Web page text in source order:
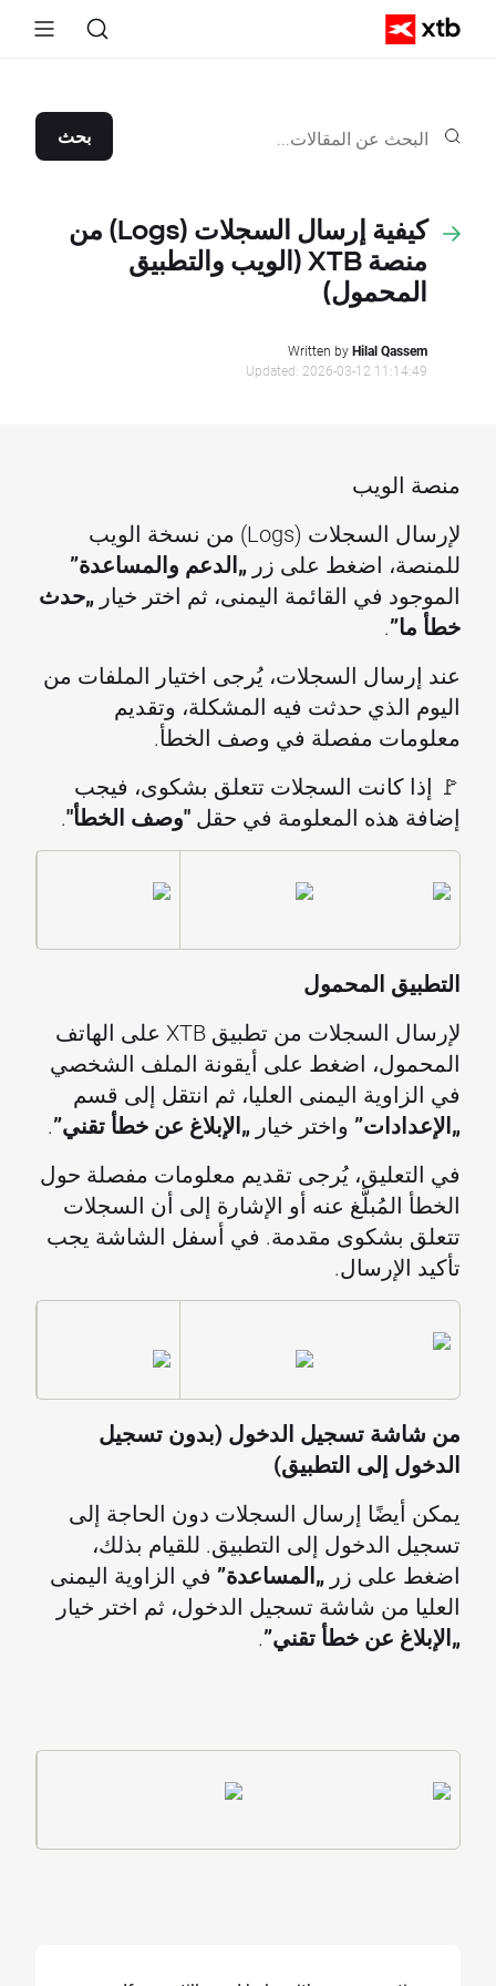
بحث
كيفية إرسال السجلات (Logs) من
منصة XTB (الويب والتطبيق
المحمول)
Written byHilal Qassem
Updated: 2026-03-12 11:14:49
منصة الويب
لإرسال السجلات (Logs) من نسخة الويب
للمنصة، اضغط على زر „الدعم والمساعدة”
الموجود في القائمة اليمنى، ثم اختر خيار „حدث
خطأ ما”.
عند إرسال السجلات، يُرجى اختيار الملفات من
اليوم الذي حدثت فيه المشكلة، وتقديم
معلومات مفصلة في وصف الخطأ.
🚩 إذا كانت السجلات تتعلق بشكوى، فيجب
إضافة هذه المعلومة في حقل "وصف الخطأ".
التطبيق المحمول
لإرسال السجلات من تطبيق XTB على الهاتف
المحمول، اضغط على أيقونة الملف الشخصي
في الزاوية اليمنى العليا، ثم انتقل إلى قسم
„الإعدادات” واختر خيار „الإبلاغ عن خطأ تقني”.
في التعليق، يُرجى تقديم معلومات مفصلة حول
الخطأ المُبلَّغ عنه أو الإشارة إلى أن السجلات
تتعلق بشكوى مقدمة. في أسفل الشاشة يجب
تأكيد الإرسال.
من شاشة تسجيل الدخول (بدون تسجيل
الدخول إلى التطبيق)
يمكن أيضًا إرسال السجلات دون الحاجة إلى
تسجيل الدخول إلى التطبيق. للقيام بذلك،
اضغط على زر „المساعدة” في الزاوية اليمنى
العليا من شاشة تسجيل الدخول، ثم اختر خيار
„الإبلاغ عن خطأ تقني”.